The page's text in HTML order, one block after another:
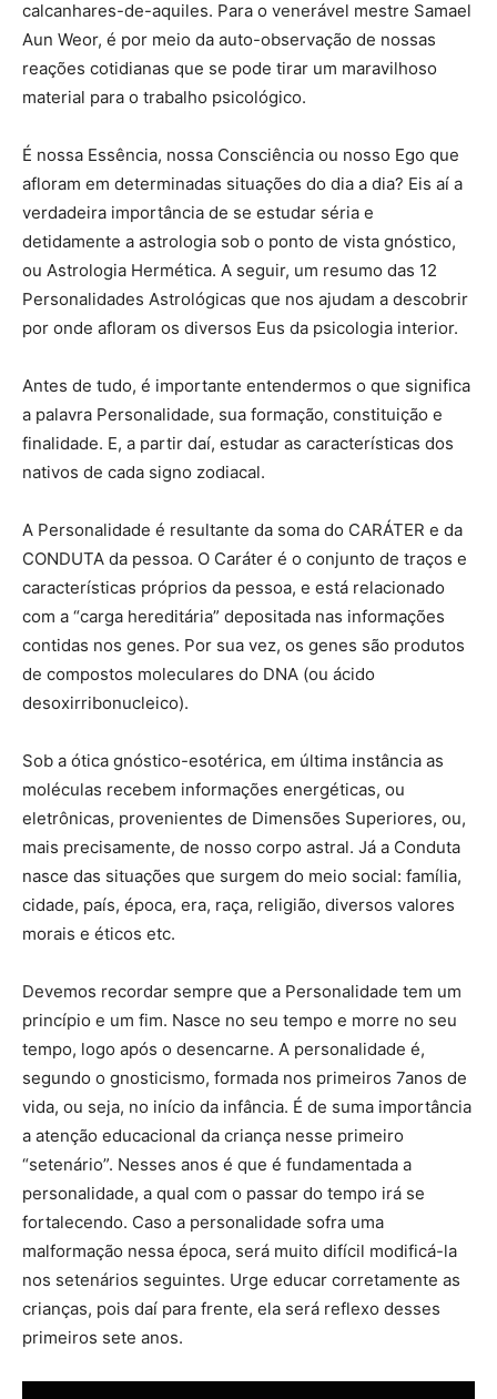
calcanhares-de-aquiles. Para o venerável mestre Samael
Aun Weor, é por meio da auto-observação de nossas
reações cotidianas que se pode tirar um maravilhoso
material para o trabalho psicológico.
É nossa Essência, nossa Consciência ou nosso Ego que
afloram em determinadas situações do dia a dia? Eis aí a
verdadeira importância de se estudar séria e
detidamente a astrologia sob o ponto de vista gnóstico,
ou Astrologia Hermética. A seguir, um resumo das 12
Personalidades Astrológicas que nos ajudam a descobrir
por onde afloram os diversos Eus da psicologia interior.
Antes de tudo, é importante entendermos o que significa
a palavra Personalidade, sua formação, constituição e
finalidade. E, a partir daí, estudar as características dos
nativos de cada signo zodiacal.
A Personalidade é resultante da soma do CARÁTER e da
CONDUTA da pessoa. O Caráter é o conjunto de traços e
características próprios da pessoa, e está relacionado
com a “carga hereditária” depositada nas informações
contidas nos genes. Por sua vez, os genes são produtos
de compostos moleculares do DNA (ou ácido
desoxirribonucleico).
Sob a ótica gnóstico-esotérica, em última instância as
moléculas recebem informações energéticas, ou
eletrônicas, provenientes de Dimensões Superiores, ou,
mais precisamente, de nosso corpo astral. Já a Conduta
nasce das situações que surgem do meio social: família,
cidade, país, época, era, raça, religião, diversos valores
morais e éticos etc.
Devemos recordar sempre que a Personalidade tem um
princípio e um fim. Nasce no seu tempo e morre no seu
tempo, logo após o desencarne. A personalidade é,
segundo o gnosticismo, formada nos primeiros 7anos de
vida, ou seja, no início da infância. É de suma importância
a atenção educacional da criança nesse primeiro
“setenário”. Nesses anos é que é fundamentada a
personalidade, a qual com o passar do tempo irá se
fortalecendo. Caso a personalidade sofra uma
malformação nessa época, será muito difícil modificá-la
nos setenários seguintes. Urge educar corretamente as
crianças, pois daí para frente, ela será reflexo desses
primeiros sete anos.